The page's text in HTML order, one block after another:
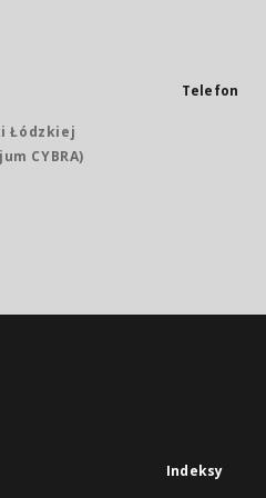
Łódzkiej
CYBRA)
Telefon
Indeksy